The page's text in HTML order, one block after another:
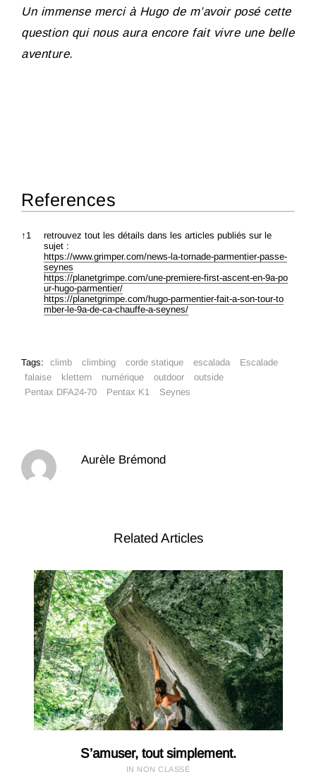
Un immense merci à Hugo de m’avoir posé cette
question qui nous aura encore fait vivre une belle
aventure.
References
References
↑ 1
retrouvez tout les détails dans les articles publiés sur le
sujet :
https://www.grimper.com/news-la-tornade-parmentier-passe-
seynes
https://planetgrimpe.com/une-premiere-first-ascent-en-9a-po
ur-hugo-parmentier/
https://planetgrimpe.com/hugo-parmentier-fait-a-son-tour-to
mber-le-9a-de-ca-chauffe-a-seynes/
Tags: climb climbing corde statique escalada
Escalade
falaise
klettern numérique outdoor
outside
Pentax DFA24-70
Pentax K1 Seynes
Aurèle Brémond
Related Articles
S’amuser, tout simplement.
IN NON CLASSÉ